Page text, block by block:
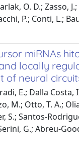
O. D.; Zasso,
P.; Conti, L.;
miRNAs
locally
of neural
E.; Dalla Costa,
M.; Otto, T. A.;
S.; Santos-
G.; Abreu-